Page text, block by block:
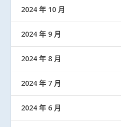
2024 年 10 月
2024 年 9 月
2024 年 8 月
2024 年 7 月
2024 年 6 月